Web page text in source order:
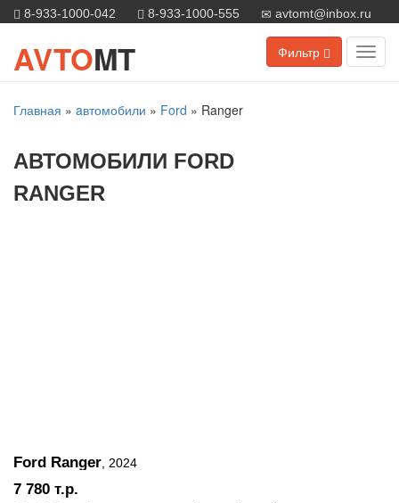
8-933-1000-042 8-933-1000-555 avtomt@inbox.ru
Фильтр
AVTOMT
Главная » aвтомобили » Ford » Ranger
АВТОМОБИЛИ FORD
RANGER
Ford Ranger , 2024
7 780 т.р.